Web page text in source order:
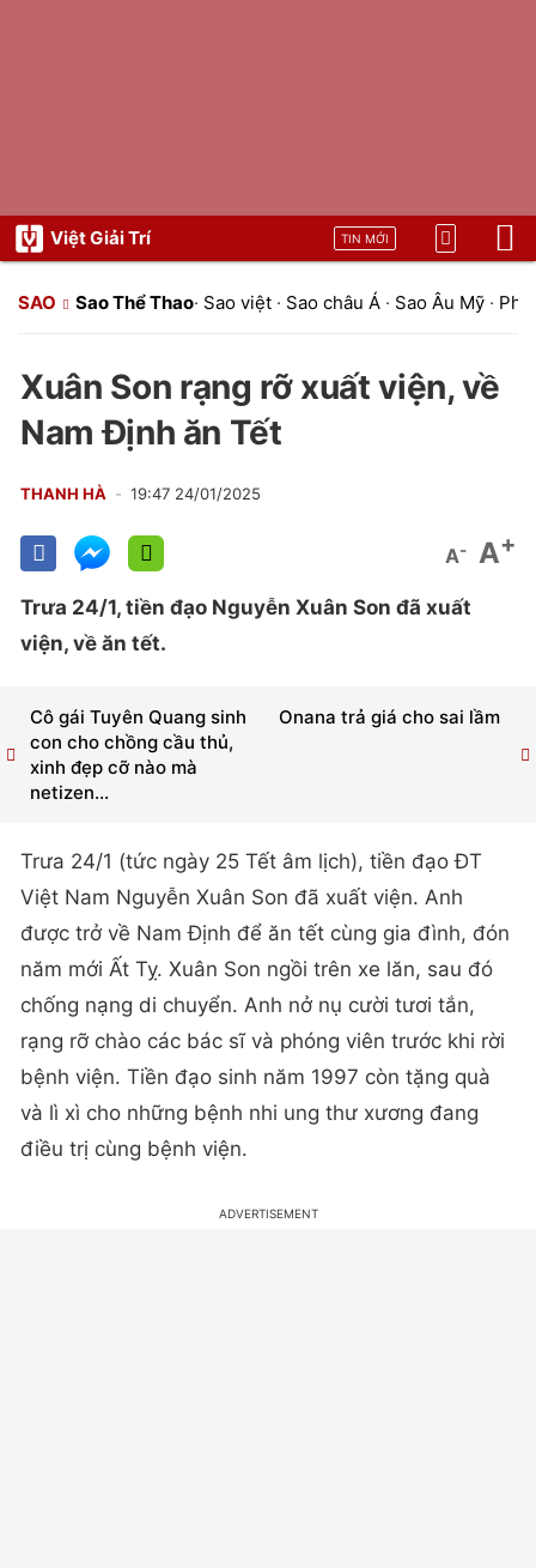
Việt Giải Trí TIN MỚI
SAO Sao Thể Thao· Sao việt · Sao châu Á · Sao Âu Mỹ ·
Xuân Son rạng rỡ xuất viện, về
Nam Định ăn Tết
THANH HÀ 19:47 24/01/2025
A- A+
Trưa 24/1, tiền đạo Nguyễn Xuân Son đã xuất
viện, về ăn tết.
Onana trả giá cho sai lầm
Cô gái Tuyên Quang sinh
con cho chồng cầu thủ,
xinh đẹp cỡ nào mà
netizen...
Trưa 24/1 (tức ngày 25 Tết âm lịch), tiền đạo ĐT
Việt Nam Nguyễn Xuân Son đã xuất viện. Anh
được trở về Nam Định để ăn tết cùng gia đình, đón
năm mới Ất Tỵ. Xuân Son ngồi trên xe lăn, sau đó
chống nạng di chuyển. Anh nở nụ cười tươi tắn,
rạng rỡ chào các bác sĩ và phóng viên trước khi rời
bệnh viện. Tiền đạo sinh năm 1997 còn tặng quà
và lì xì cho những bệnh nhi ung thư xương đang
điều trị cùng bệnh viện.